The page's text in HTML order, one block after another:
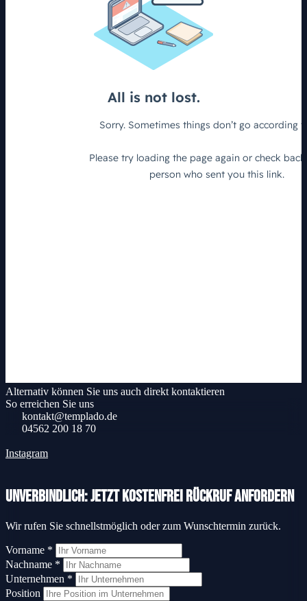
Alternativ können Sie uns auch direkt kontaktieren
So erreichen Sie uns
kontakt@templado.de
04562 200 18 70
Instagram
Unverbindlich: Jetzt kostenfrei Rückruf anfordern
Wir rufen Sie schnellstmöglich oder zum Wunschtermin zurück.
Vorname *
Nachname *
Unternehmen *
Position